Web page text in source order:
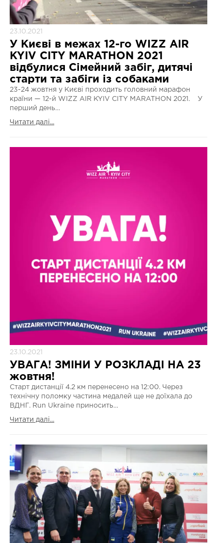
23.10.2021
У Києві в межах 12-го WIZZ AIR
KYIV CITY MARATHON 2021
відбулися Сімейний забіг, дитячі
старти та забіги із собаками
23-24 жовтня у Києві проходить головний марафон
країни — 12-й WIZZ AIR KYIV CITY MARATHON 2021. У
перший день…
Читати далі...
23.10.2021
УВАГА! ЗМІНИ У РОЗКЛАДІ НА 23
жовтня!
Старт дистанції 4.2 км перенесено на 12:00. Через
технічну поломку частина медалей ще не доїхала до
ВДНГ. Run Ukraine приносить…
Читати далі...